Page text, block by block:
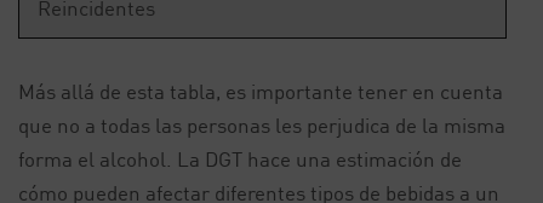
Reincidentes
Más allá de esta tabla, es importante tener en cuenta
que no a todas las personas les perjudica de la misma
forma el alcohol. La DGT hace una estimación de
cómo pueden afectar diferentes tipos de bebidas a un